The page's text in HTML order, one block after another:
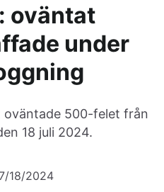
oväntat
under
500-felet från
18 juli 2024.
18/2024